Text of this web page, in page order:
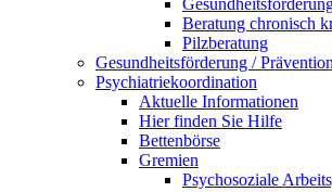
Beratung chronisch
Pilzberatung
Gesundheits­förderung / Prävention
Psychiatriekoordination
Aktuelle Informationen
Hier finden Sie Hilfe
Bettenbörse
Gremien
Psychosoziale